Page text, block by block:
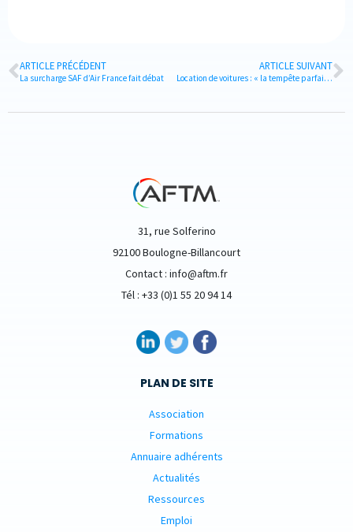
ARTICLE PRÉCÉDENT
La surcharge SAF d’Air France fait débat
ARTICLE SUIVANT
Location de voitures : « la tempête parfaite »
31, rue Solferino
92100 Boulogne-Billancourt
Contact : info@aftm.fr
Tél : +33 (0)1 55 20 94 14
PLAN DE SITE
Association
Formations
Annuaire adhérents
Actualités
Ressources
Emploi